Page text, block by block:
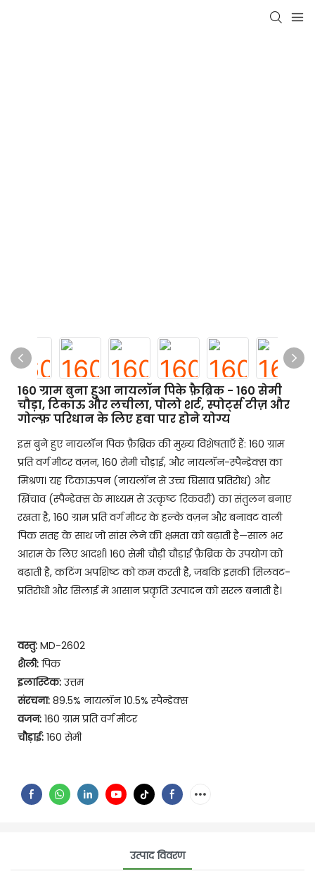
160 ग्राम बुना हुआ नायलॉन पिके फ़ैब्रिक - 160 सेमी
चौड़ा, टिकाऊ और लचीला, पोलो शर्ट, स्पोर्ट्स टीज़ और
गोल्फ़ परिधान के लिए हवा पार होने योग्य
इस बुने हुए नायलॉन पिक फ़ैब्रिक की मुख्य विशेषताएँ हैं: 160 ग्राम
प्रति वर्ग मीटर वज़न, 160 सेमी चौड़ाई, और नायलॉन-स्पैन्डेक्स का
मिश्रण। यह टिकाऊपन (नायलॉन से उच्च घिसाव प्रतिरोध) और
खिंचाव (स्पैन्डेक्स के माध्यम से उत्कृष्ट रिकवरी) का संतुलन बनाए
रखता है, 160 ग्राम प्रति वर्ग मीटर के हल्के वज़न और बनावट वाली
पिक सतह के साथ जो सांस लेने की क्षमता को बढ़ाती है—साल भर
आराम के लिए आदर्श। 160 सेमी चौड़ी चौड़ाई फ़ैब्रिक के उपयोग को
बढ़ाती है, कटिंग अपशिष्ट को कम करती है, जबकि इसकी सिलवट-
प्रतिरोधी और सिलाई में आसान प्रकृति उत्पादन को सरल बनाती है।
वस्तु: MD-2602
शैली: पिक
इलास्टिक:उत्तम
संरचना: 89.5% नायलॉन 10.5% स्पैन्डेक्स
वजन: 160 ग्राम प्रति वर्ग मीटर
चौड़ाई: 160 सेमी
उत्पाद विवरण